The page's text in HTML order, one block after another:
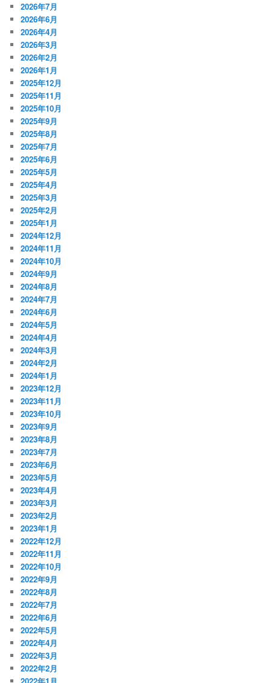
2026年7月
2026年6月
2026年4月
2026年3月
2026年2月
2026年1月
2025年12月
2025年11月
2025年10月
2025年9月
2025年8月
2025年7月
2025年6月
2025年5月
2025年4月
2025年3月
2025年2月
2025年1月
2024年12月
2024年11月
2024年10月
2024年9月
2024年8月
2024年7月
2024年6月
2024年5月
2024年4月
2024年3月
2024年2月
2024年1月
2023年12月
2023年11月
2023年10月
2023年9月
2023年8月
2023年7月
2023年6月
2023年5月
2023年4月
2023年3月
2023年2月
2023年1月
2022年12月
2022年11月
2022年10月
2022年9月
2022年8月
2022年7月
2022年6月
2022年5月
2022年4月
2022年3月
2022年2月